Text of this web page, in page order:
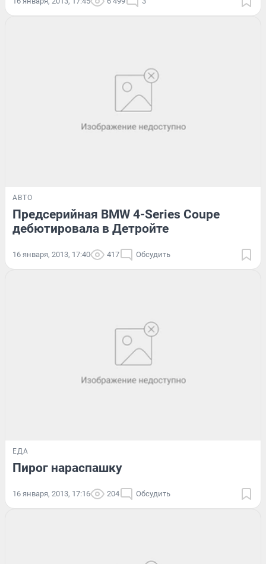
АВТО
Предсерийная BMW 4-Series Coupe
дебютировала в Детройте
16 января, 2013, 17:40 417 Обсудить
ЕДА
Пирог нараспашку
16 января, 2013, 17:16 204 Обсудить